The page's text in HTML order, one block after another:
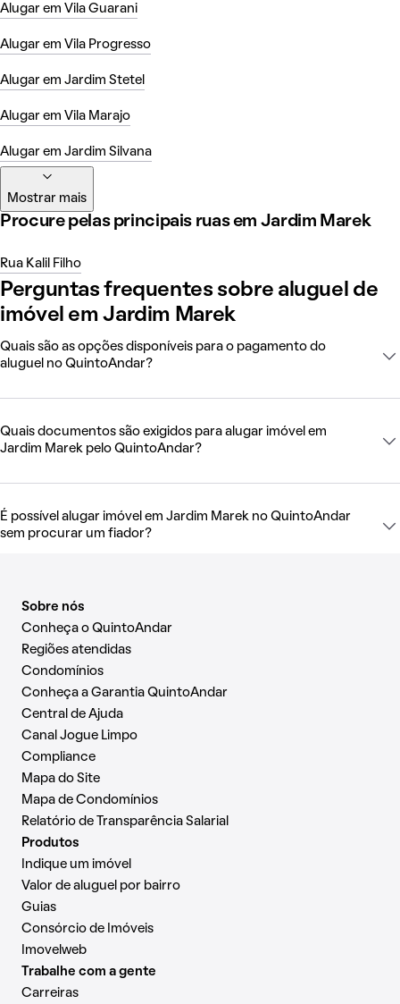
Alugar em Vila Guarani
Alugar em Vila Progresso
Alugar em Jardim Stetel
Alugar em Vila Marajo
Alugar em Jardim Silvana
Mostrar mais
Procure pelas principais ruas em Jardim Marek
Rua Kalil Filho
Perguntas frequentes sobre aluguel de
imóvel em Jardim Marek
Quais são as opções disponíveis para o pagamento do
aluguel no QuintoAndar?
Quais documentos são exigidos para alugar imóvel em
Jardim Marek pelo QuintoAndar?
É possível alugar imóvel em Jardim Marek no QuintoAndar
sem procurar um fiador?
Sobre nós
Conheça o QuintoAndar
Regiões atendidas
Condomínios
Conheça a Garantia QuintoAndar
Central de Ajuda
Canal Jogue Limpo
Compliance
Mapa do Site
Mapa de Condomínios
Relatório de Transparência Salarial
Produtos
Indique um imóvel
Valor de aluguel por bairro
Guias
Consórcio de Imóveis
Imovelweb
Trabalhe com a gente
Carreiras